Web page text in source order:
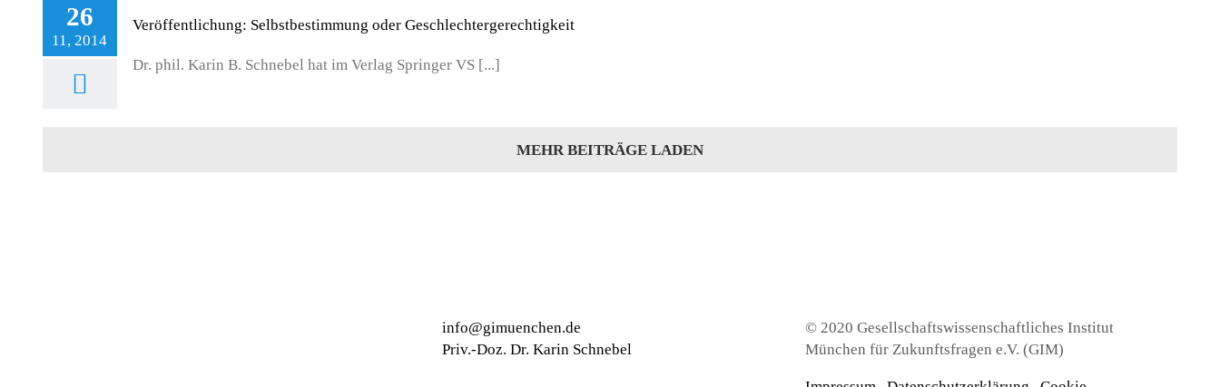
26
11, 2014
Veröffentlichung: Selbstbestimmung oder Geschlechtergerechtigkeit
Dr. phil. Karin B. Schnebel hat im Verlag Springer VS [...]
MEHR BEITRÄGE LADEN
info@gimuenchen.de
Priv.-Doz. Dr. Karin Schnebel
© 2020 Gesellschaftswissenschaftliches Institut
München für Zukunftsfragen e.V. (GIM)